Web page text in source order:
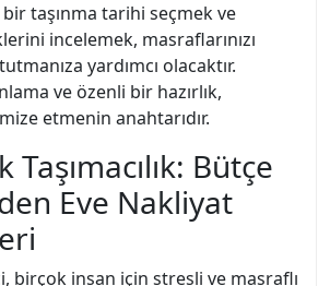
taşınma tarihi seçmek ve
incelemek, masraflarınızı
yardımcı olacaktır.
ve özenli bir hazırlık,
etmenin anahtarıdır.
Bütçe
Eve Nakliyat
birçok insan için stresli ve masraflı